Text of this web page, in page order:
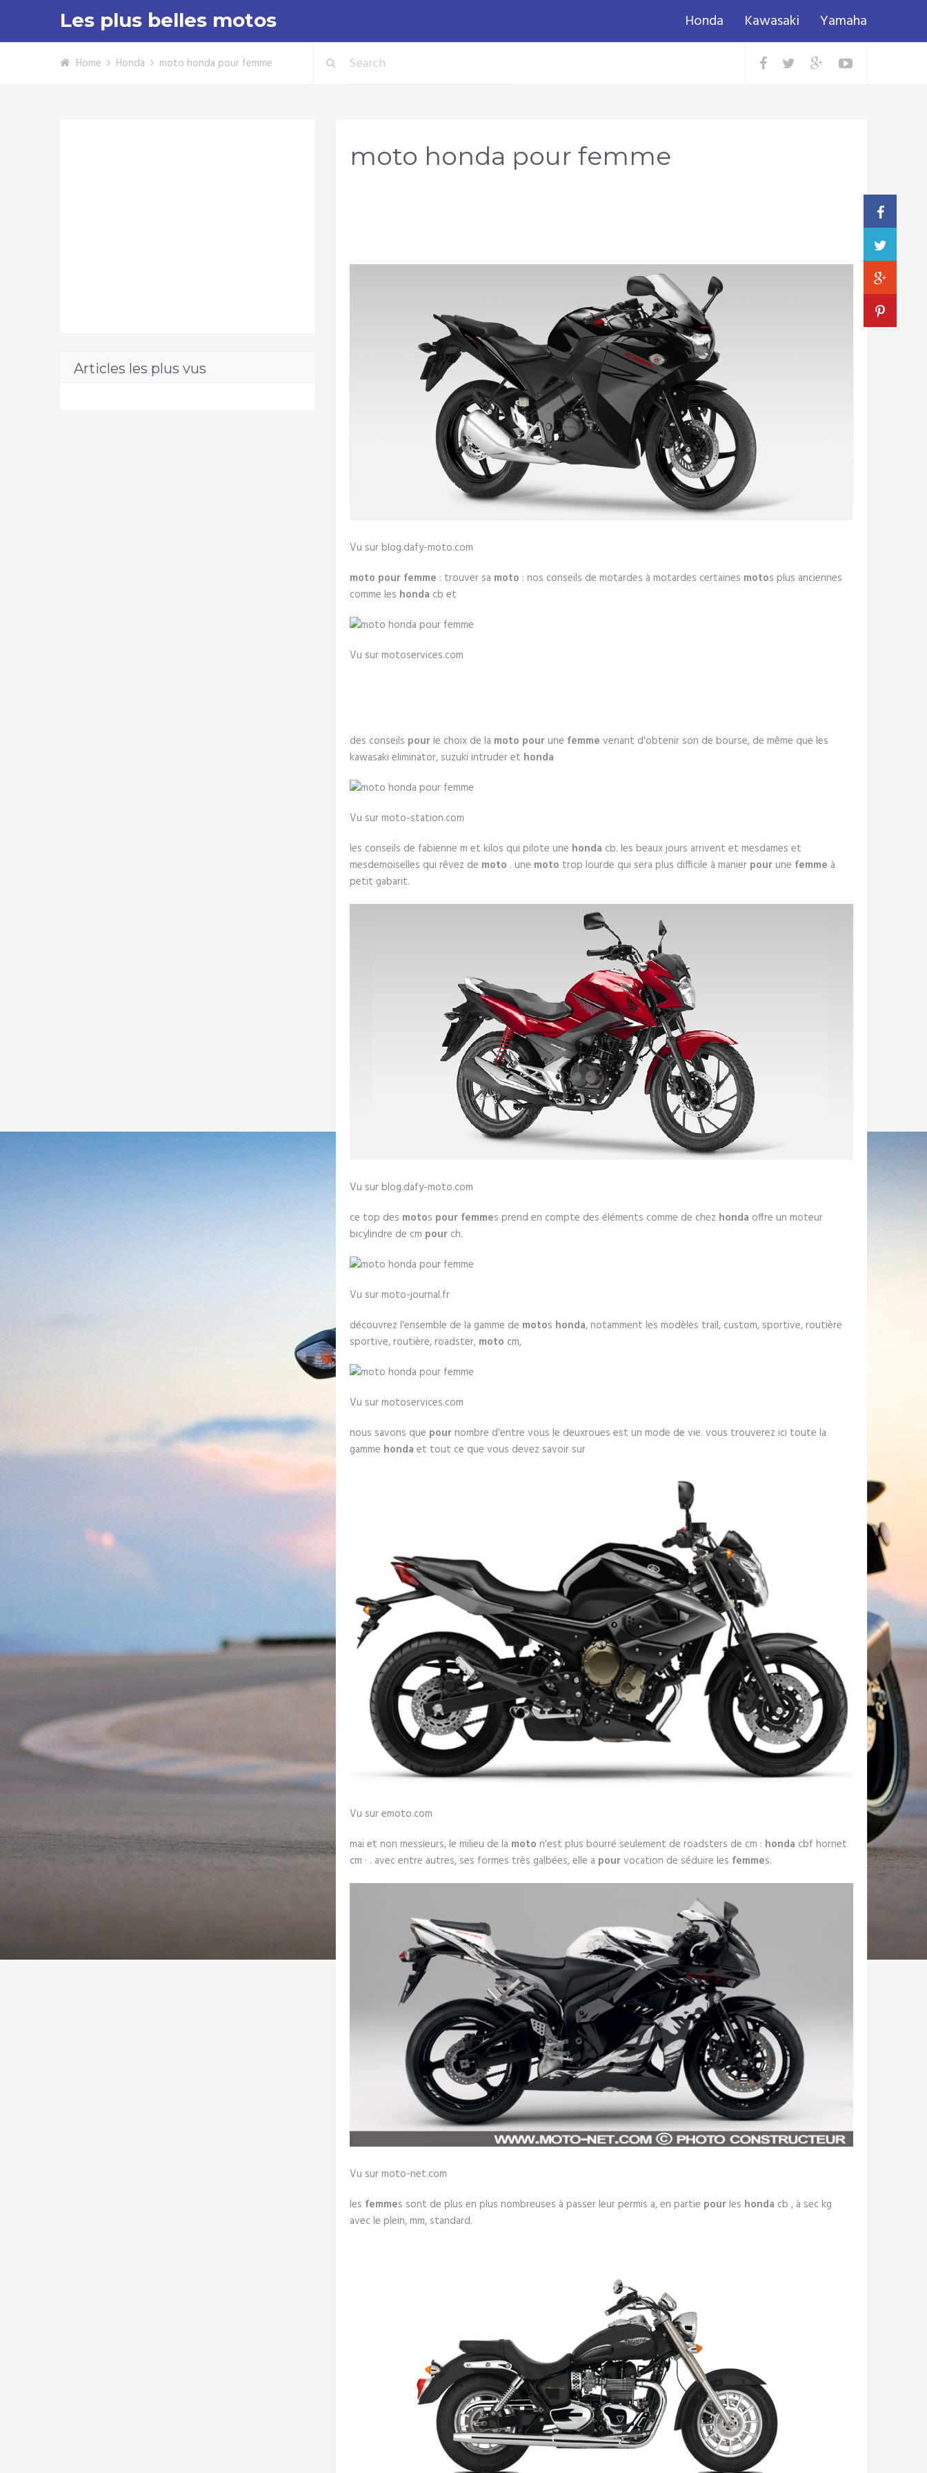
Les plus belles motos Honda Kawasaki Yamaha
Home Honda moto honda pour femme
moto honda pour femme
Vu sur blog.dafy-moto.com
moto pour femme : trouver sa moto : nos conseils de motardes à motardes certaines motos plus anciennes
comme les honda cb et
Vu sur motoservices.com
des conseils pourle choix de la moto pourune femme venant d'obtenir son de bourse, de même que les
kawasaki eliminator, suzuki intruder et honda
Vu sur moto-station.com
les conseils de fabienne m et kilos qui pilote une honda cb. les beaux jours arrivent et mesdames et
mesdemoiselles qui rêvez de moto . une moto trop lourde qui sera plus difficile à manier pourune femme à
petit gabarit.
Vu sur blog.dafy-moto.com
ce top des motos pour femmes prend en compte des éléments comme de chez honda offre un moteur
bicylindre de cm pour ch.
Vu sur moto-journal.fr
découvrez l'ensemble de la gamme de motos honda, notamment les modèles trail, custom, sportive, routière
sportive, routière, roadster, moto cm,
Vu sur motoservices.com
nous savons que pournombre d'entre vous le deuxroues est un mode de vie. vous trouverez ici toute la
gamme honda et tout ce que vous devez savoir sur
Vu sur emoto.com
mai et non messieurs, le milieu de la moto n'est plus bourré seulement de roadsters de cm : honda cbf hornet
cm · . avec entre autres, ses formes très galbées, elle a pourvocation de séduire les femmes.
Vu sur moto-net.com
les femmes sont de plus en plus nombreuses à passer leur permis a, en partie pourles honda cb , à sec kg
avec le plein, mm, standard.
Articles les plus vus